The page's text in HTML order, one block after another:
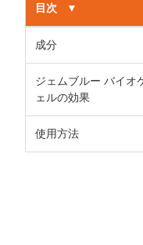
目次 ▼
成分
ジェムブルー バイオ
ェルの効果
使用方法